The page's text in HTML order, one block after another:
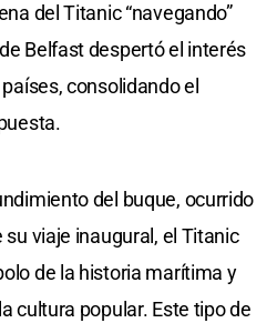
del Titanic “navegando”
Belfast despertó el interés
consolidando el
del buque, ocurrido
viaje inaugural, el Titanic
de la historia marítima y
cultura popular. Este tipo de